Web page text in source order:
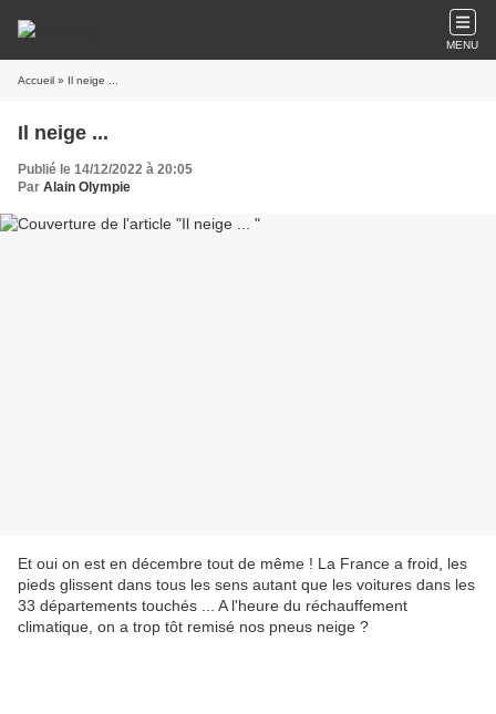
MENU
Accueil » Il neige ...
Il neige ...
Publié le 14/12/2022 à 20:05
Par Alain Olympie
Et oui on est en décembre tout de même ! La France a froid, les
pieds glissent dans tous les sens autant que les voitures dans les
33 départements touchés ... A l'heure du réchauffement
climatique, on a trop tôt remisé nos pneus neige ?